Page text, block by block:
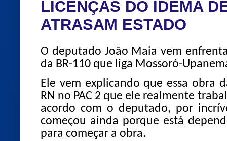
LICENÇAS DO IDEMA
ATRASAM ESTADO
O deputado João Maia vem
da BR-110 que liga Mossoró-
Ele vem explicando que essa obra
RN no PAC 2 que ele realmente
acordo com o deputado, por
começou ainda porque está
para começar a obra.